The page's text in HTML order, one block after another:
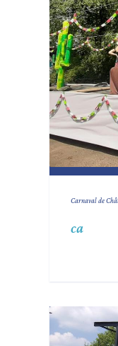
Carnaval de
ca